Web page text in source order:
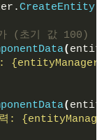
CreateEntity
(초기 값 100)
(
:
(
: